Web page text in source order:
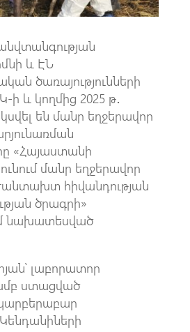
և ԷՆ
ծառայությունների
և կողմից 2025 թ․
են մանր եղջերավոր
«Հայաստանի
մանր եղջերավոր
հիվանդության
ծրագրի»
նախատեսված
լաբորատոր
ստացված